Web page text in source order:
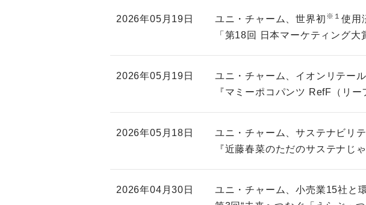
2026年05月19日 ユニ・チャーム、世界初 ※１使用
「第18回 日本マーケティング
2026年05月19日
ユニ・チャーム、イオンリテー
『マミーポコパンツ RefF（リ
2026年05月18日
ユニ・チャーム、サステナビリ
『近藤春菜のただのサステナじ
2026年04月30日
ユニ・チャーム、小売業15社と